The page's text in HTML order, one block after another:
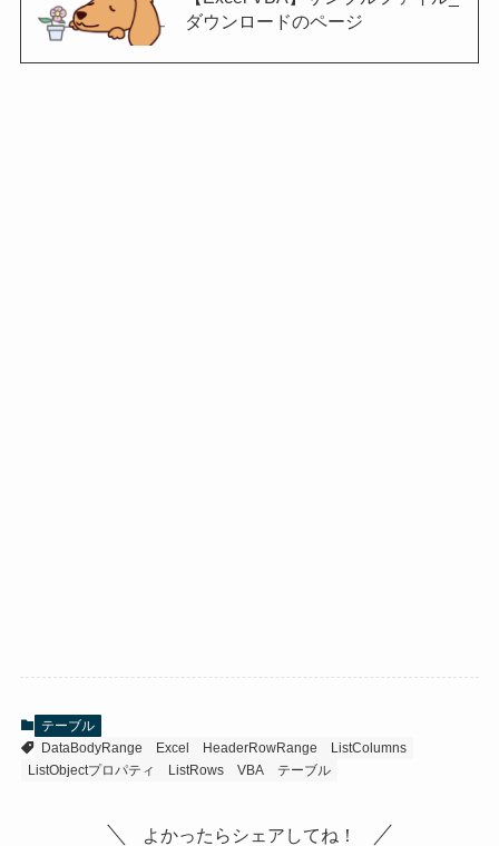
ダウンロードのページ
テーブル
DataBodyRange
Excel HeaderRowRange
ListColumns
ListObjectプロパティ
ListRows VBA テーブル
よかったらシェアしてね！